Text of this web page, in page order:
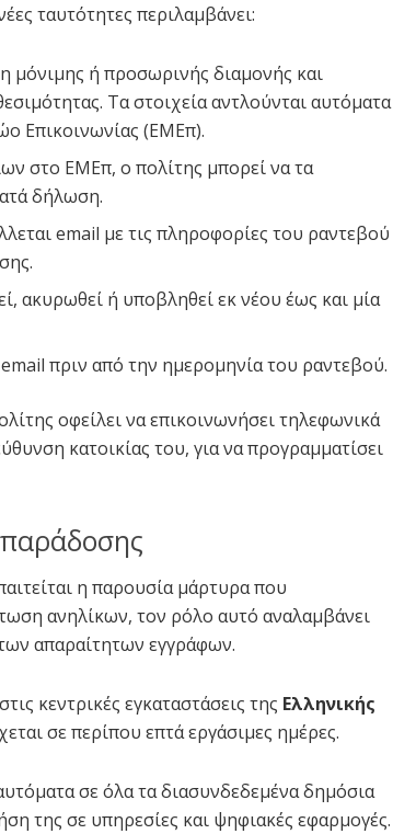
ταυτότητες περιλαμβάνει:
μόνιμης ή προσωρινής διαμονής και
Τα στοιχεία αντλούνται αυτόματα
Επικοινωνίας (ΕΜΕπ).
στο ΕΜΕπ, ο πολίτης μπορεί να τα
δήλωση.
email με τις πληροφορίες του ραντεβού
ακυρωθεί ή υποβληθεί εκ νέου έως και μία
πριν από την ημερομηνία του ραντεβού.
οφείλει να επικοινωνήσει τηλεφωνικά
κατοικίας του, για να προγραμματίσει
παράδοσης
η παρουσία μάρτυρα που
ανηλίκων, τον ρόλο αυτό αναλαμβάνει
απαραίτητων εγγράφων.
κεντρικές εγκαταστάσεις της Ελληνικής
σε περίπου επτά εργάσιμες ημέρες.
σε όλα τα διασυνδεδεμένα δημόσια
της σε υπηρεσίες και ψηφιακές εφαρμογές.